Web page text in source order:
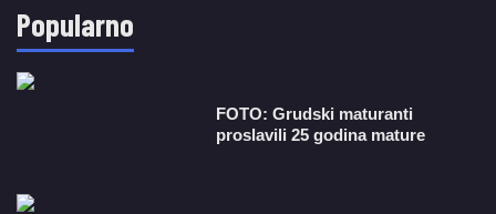
Popularno
FOTO: Grudski maturanti
proslavili 25 godina mature